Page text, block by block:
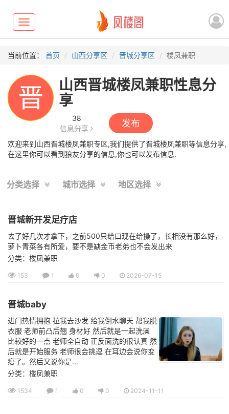
Toggle
navigation
当前位置： 首页 山西分享区 晋城分享区 楼凤兼职
晋
山西晋城楼凤兼职性息分
享
38
信息分享
发布
欢迎来到山西晋城楼凤兼职专区,我们提供了晋城楼凤兼职等信息分享,
在这里你可以看到狼友分享的信息,你也可以发布信息.
分类选择 城市选择 地区选择
晋城新开发足疗店
去了好几次才拿下，之前500只给口现在给操了，长相没有那么好，
萝卜青菜各有所爱，要不是缺金币老弟也不会发出来
分类：楼凤兼职
153 1 0 0 2026-07-15
晋城baby
进门热情拥抱 拉我去沙发 给我倒水聊天 帮我脱
衣服 老师前凸后翘 身材好 然后就是一起洗澡
比较好的一点 老师全自动 正反面洗的很认真 然
后就是开始服务 老师很会挑逗 在耳边会说你变
瘦了。然后又说你是...
分类：楼凤兼职
1534 1 0 0 2024-11-11